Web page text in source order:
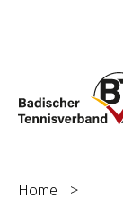
Home
>